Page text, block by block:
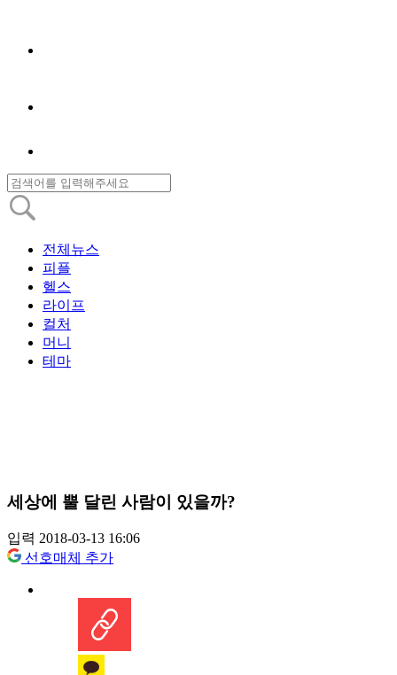
전체뉴스
피플
헬스
라이프
컬처
머니
테마
세상에 뿔 달린 사람이 있을까?
입력 2018-03-13 16:06
선호매체 추가